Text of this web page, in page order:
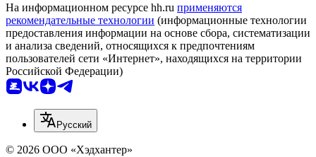
На информационном ресурсе hh.ru применяются
рекомендательные технологии (информационные технологии
предоставления информации на основе сбора, систематизации
и анализа сведений, относящихся к предпочтениям
пользователей сети «Интернет», находящихся на территории
Российской Федерации)
Русский
© 2026 ООО «Хэдхантер»